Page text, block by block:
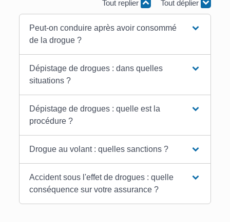
Tout replier Tout déplier
Peut-on conduire après avoir consommé
de la drogue ?
Dépistage de drogues : dans quelles
situations ?
Dépistage de drogues : quelle est la
procédure ?
Drogue au volant : quelles sanctions ?
Accident sous l'effet de drogues : quelle
conséquence sur votre assurance ?